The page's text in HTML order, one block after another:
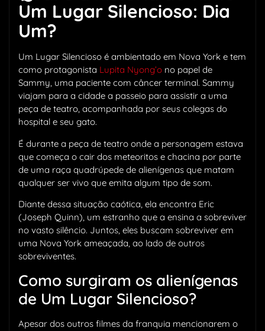
Um Lugar Silencioso: Dia
Um?
Um Lugar Silencioso é ambientado em Nova York e tem
como protagonista Lupita Nyong’o no papel de
Sammy, uma paciente com câncer terminal. Sammy
viajam para a cidade a passeio para assistir a uma
peça de teatro, acompanhada por seus colegas do
hospital e seu gato.
É durante a peça de teatro onde a personagem estava
que começa o cair dos meteoritos e chacina por parte
de uma raça quadrúpede de alienígenas que matam
qualquer ser vivo que emita algum tipo de som.
Diante dessa situação caótica, ela encontra Eric
(Joseph Quinn), um estranho que a ensina a sobreviver
no vasto silêncio. Juntos, eles buscam sobreviver em
uma Nova York ameaçada, ao lado de outros
sobreviventes.
Como surgiram os alienígenas
de Um Lugar Silencioso?
Apesar dos outros filmes da franquia mencionarem o